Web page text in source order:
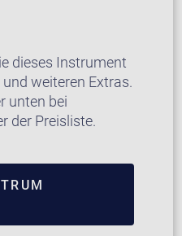
dieses Instrument
weiteren Extras.
unten bei
der Preisliste.